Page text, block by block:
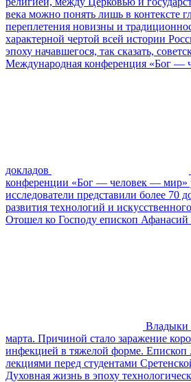
века можно понять лишь в контексте
переплетения новизны и
характерной чертой всей истории
эпоху начавшегося, так сказать,
Международная конференция «Бог —
докладов
конференции «Бог — человек — мир»
исследователи представили более 70
развития технологий и
Отошел ко Господу епископ
Владыки
марта. Причиной стало заражение
инфекцией в тяжелой форме. Епископ
лекциями перед студентами
Духовная жизнь в эпоху